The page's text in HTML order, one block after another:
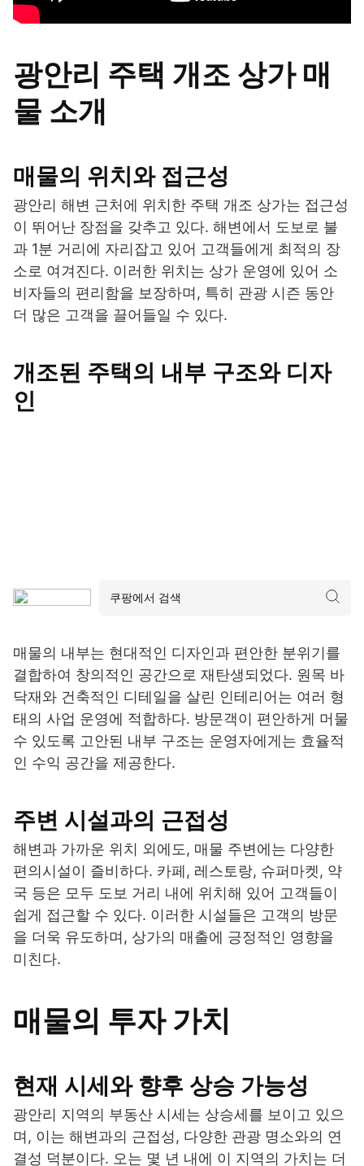
광안리 주택 개조 상가 매
물 소개
매물의 위치와 접근성
광안리 해변 근처에 위치한 주택 개조 상가는 접근성
이 뛰어난 장점을 갖추고 있다. 해변에서 도보로 불
과 1분 거리에 자리잡고 있어 고객들에게 최적의 장
소로 여겨진다. 이러한 위치는 상가 운영에 있어 소
비자들의 편리함을 보장하며, 특히 관광 시즌 동안
더 많은 고객을 끌어들일 수 있다.
개조된 주택의 내부 구조와 디자
인
매물의 내부는 현대적인 디자인과 편안한 분위기를
결합하여 창의적인 공간으로 재탄생되었다. 원목 바
닥재와 건축적인 디테일을 살린 인테리어는 여러 형
태의 사업 운영에 적합하다. 방문객이 편안하게 머물
수 있도록 고안된 내부 구조는 운영자에게는 효율적
인 수익 공간을 제공한다.
주변 시설과의 근접성
해변과 가까운 위치 외에도, 매물 주변에는 다양한
편의시설이 즐비하다. 카페, 레스토랑, 슈퍼마켓, 약
국 등은 모두 도보 거리 내에 위치해 있어 고객들이
쉽게 접근할 수 있다. 이러한 시설들은 고객의 방문
을 더욱 유도하며, 상가의 매출에 긍정적인 영향을
미친다.
매물의 투자 가치
현재 시세와 향후 상승 가능성
광안리 지역의 부동산 시세는 상승세를 보이고 있으
며, 이는 해변과의 근접성, 다양한 관광 명소와의 연
결성 덕분이다. 오는 몇 년 내에 이 지역의 가치는 더